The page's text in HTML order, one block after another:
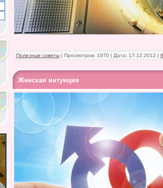
Полезные советы| Просмотров: 1970 | Дата: 17.12.2012 |
Женская интуиция